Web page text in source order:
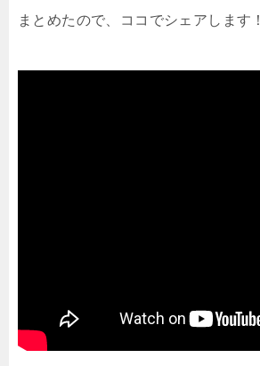
まとめたので、ココでシェアします！